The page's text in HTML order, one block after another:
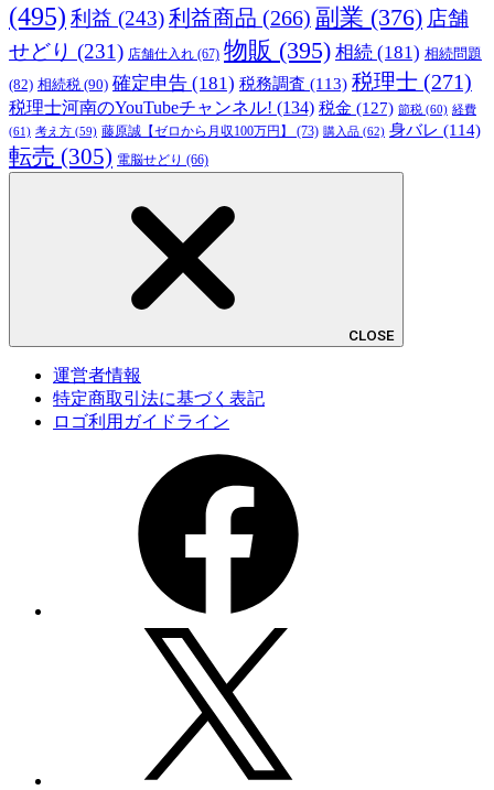
(495) 利益 (243)利益商品 (266) 副業 (376) 店舗
せどり (231) 店舗仕入れ (67) 物販 (395) 相続 (181) 相続問題
(82) 相続税 (90) 確定申告 (181) 税務調査 (113) 税理士 (271)
税理士河南のYouTubeチャンネル! (134) 税金 (127) 節税 (60) 経費
(61) 考え方 (59) 藤原誠【ゼロから月収100万円】 (73) 購入品 (62) 身バレ (114)
転売 (305) 電脳せどり (66)
CLOSE
運営者情報
特定商取引法に基づく表記
ロゴ利用ガイドライン